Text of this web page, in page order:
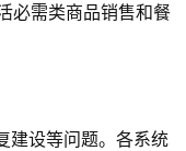
必需类商品销售和餐
建设等问题。各系统